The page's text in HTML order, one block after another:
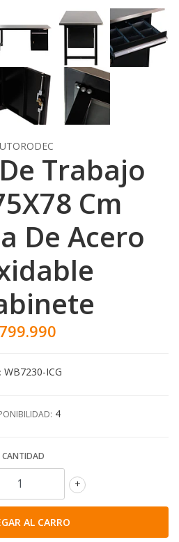
Trabajo
Cm
De Acero
WB7230-ICG
4
CANTIDAD
+